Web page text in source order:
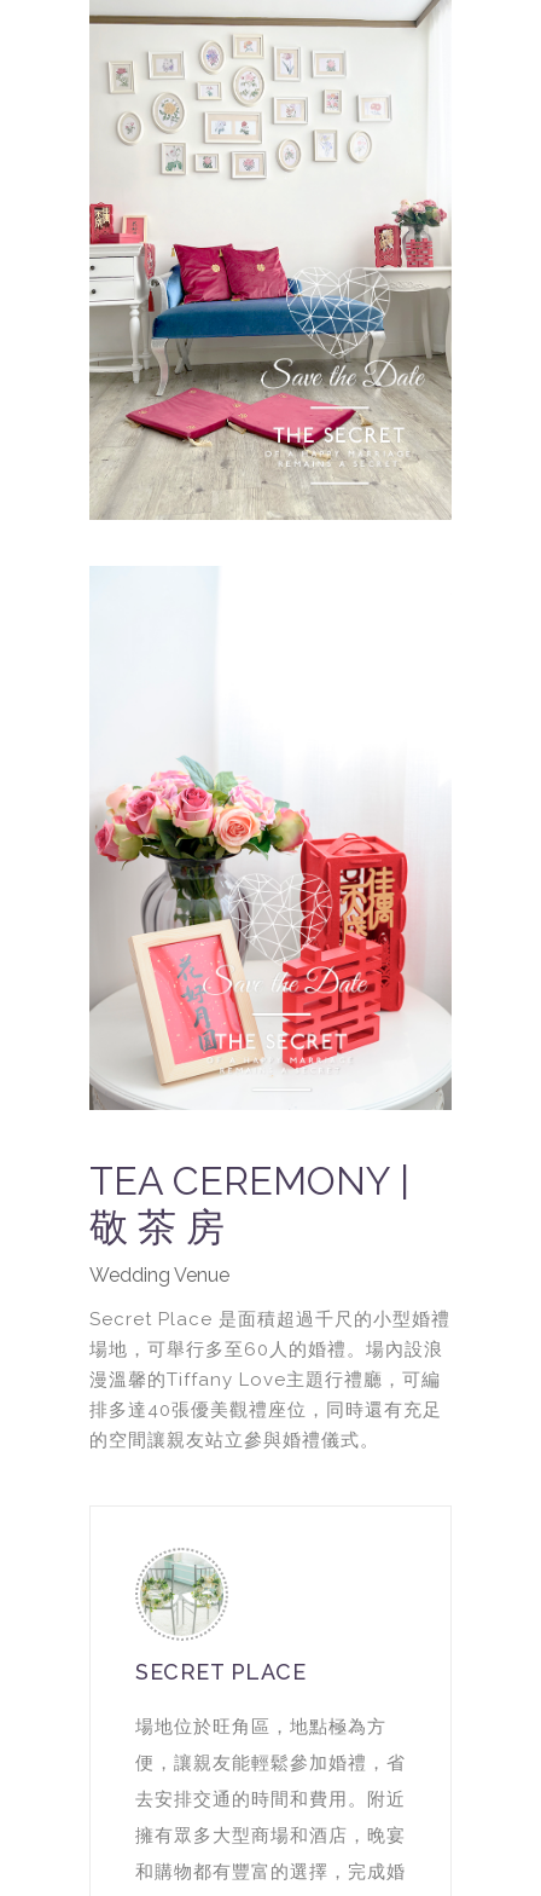
TEA CEREMONY |
敬 茶 房
Wedding Venue
Secret Place 是面積超過千尺的小型婚禮
場地，可舉行多至60人的婚禮。場內設浪
漫溫馨的Tiffany Love主題行禮廳，可編
排多達40張優美觀禮座位，同時還有充足
的空間讓親友站立參與婚禮儀式。
SECRET PLACE
場地位於旺角區，地點極為方
便，讓親友能輕鬆參加婚禮，省
去安排交通的時間和費用。附近
擁有眾多大型商場和酒店，晚宴
和購物都有豐富的選擇，完成婚